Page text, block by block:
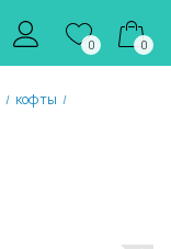
0 0
/ кофты /